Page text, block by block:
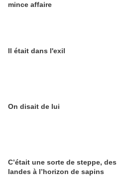
mince affaire
Il était dans l'exil
On disait de lui
C’était une sorte de steppe, des
landes à l’horizon de sapins